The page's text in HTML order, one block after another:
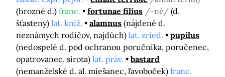
(hrozné d.) franc. fortunae filius /-né/ (d.
šťasteny) lat. kniž. alamnus (nájdené d.
neznámych rodičov, najdúch) lat. zried.
pupilus
(nedospelé d. pod ochranou poručníka, poručenec,
opatrovanec, sirota) lat. práv.
bastard
(nemanželské d. al. miešanec, ľavoboček) franc.